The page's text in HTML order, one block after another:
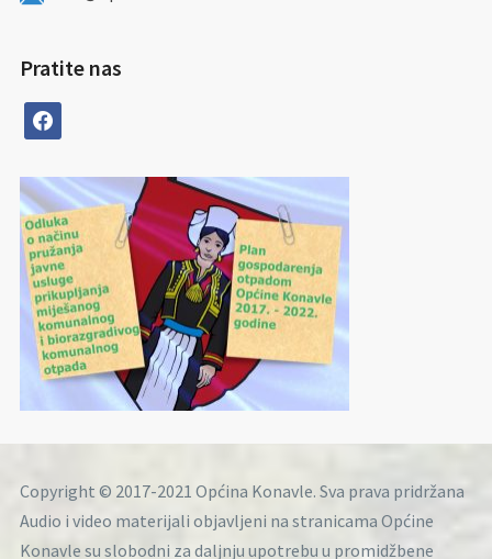
Pratite nas
facebook
Copyright © 2017-2021 Općina Konavle. Sva prava pridržana
Audio i video materijali objavljeni na stranicama Općine
Konavle su slobodni za daljnju upotrebu u promidžbene